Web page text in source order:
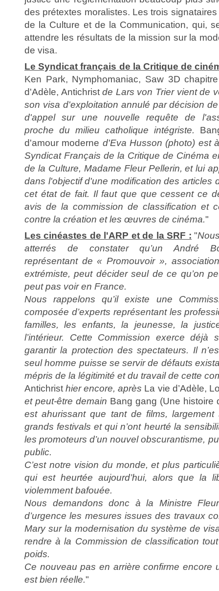
des prétextes moralistes. Les trois
de la Culture et de la Communication, qui,
attendre les résultats de la mission sur la
de visa.
Le Syndicat français de la Critique de
Ken Park, Nymphomaniac, Saw 3D
d'Adèle, Antichristde Lars von Trier vient de
son visa d'exploitation annulé par décision
d'appel sur une nouvelle requête de
proche du milieu catholique intégriste.
d'amour moderne d'Eva Husson (photo) est
Syndicat Français de la Critique de Cinéma
de la Culture, Madame Fleur Pellerin, et lui
dans l'objectif d'une modification des articles
cet état de fait. Il faut que que cessent ce
avis de la commission de classification et
contre la création et les œuvres de cinéma."
Les cinéastes de l'ARP et de la SRF : "
atterrés de constater qu’un André
représentant de « Promouvoir »,
extrémiste, peut décider seul de ce qu’on
peut pas voir en France.
Nous rappelons qu’il existe une
composée d’experts représentant les
familles, les enfants, la jeunesse, la
l’intérieur. Cette Commission exerce déjà
garantir la protection des spectateurs. Il
seul homme puisse se servir de défauts
mépris de la légitimité et du travail de cette
Antichristhier encore, après La vie d’Adèle,
et peut-être demain Bang gang (Une histoire
est ahurissant que tant de films,
grands festivals et qui n’ont heurté la
les promoteurs d’un nouvel obscurantisme,
public.
C’est notre vision du monde, et plus
qui est heurtée aujourd’hui, alors que la
violemment bafouée.
Nous demandons donc à la Ministre
d’urgence les mesures issues des travaux
Mary sur la modernisation du système de
rendre à la Commission de classification
poids.
Ce nouveau pas en arrière confirme encore
est bien réelle."